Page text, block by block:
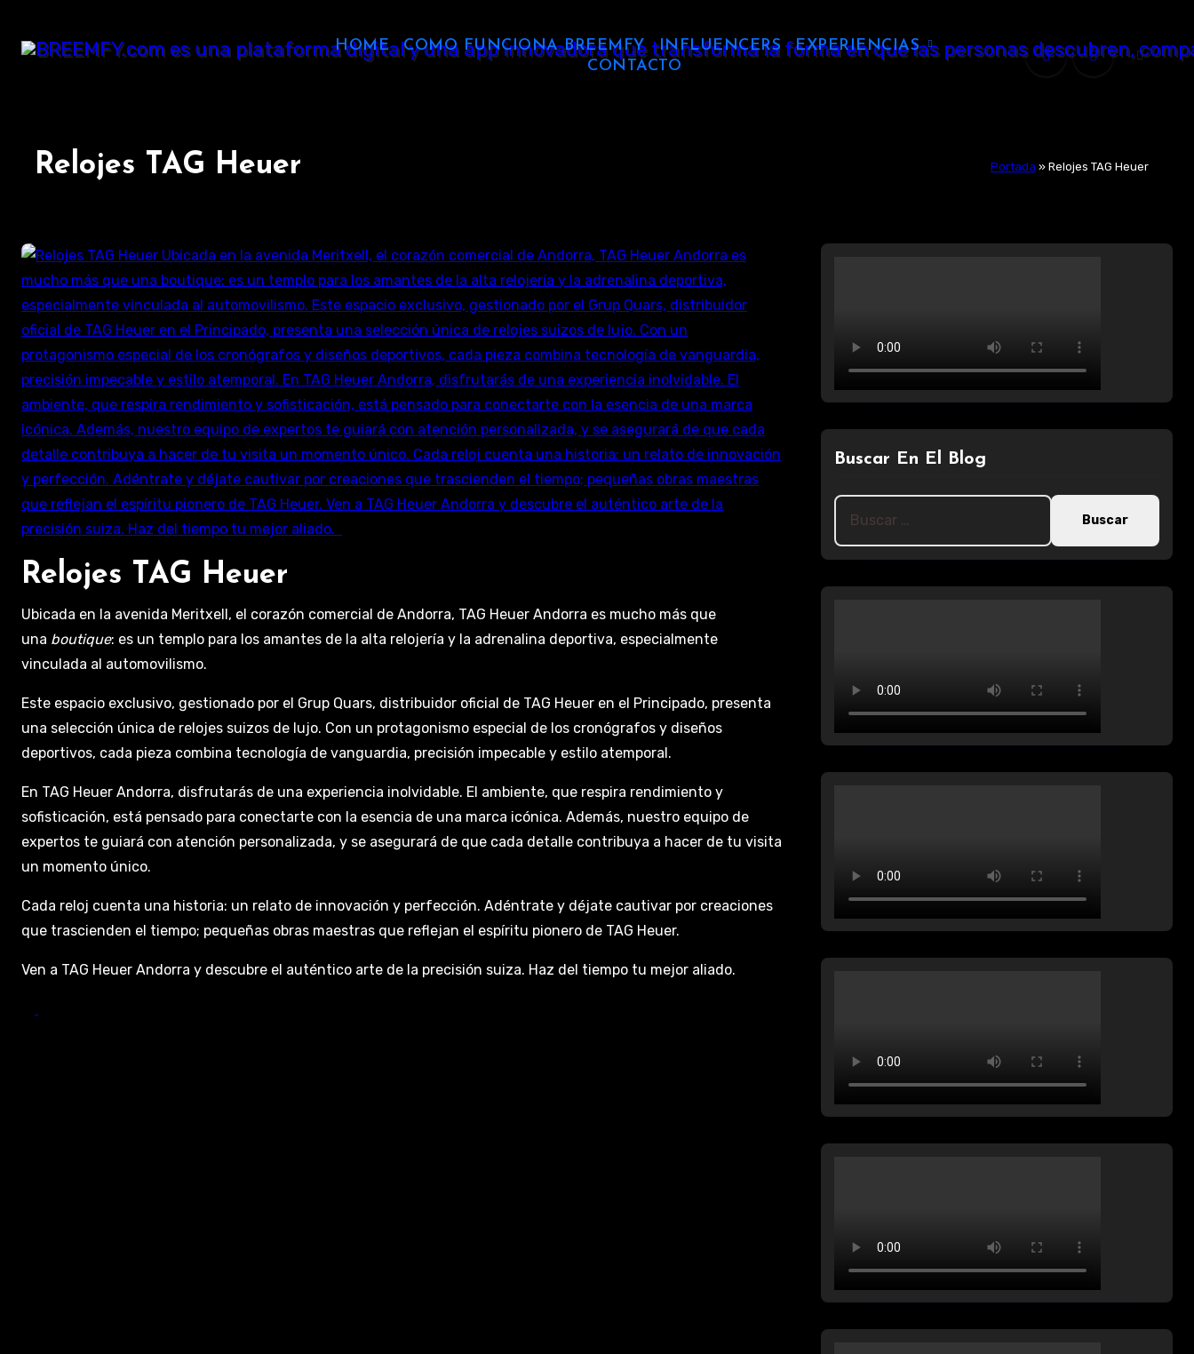
contenido
HOME COMO FUNCIONA BREEMFY INFLUENCERS
EXPERIENCIAS
CONTACTO
Relojes TAG Heuer Portada » Relojes TAG Heuer
Relojes TAG Heuer
Ubicada en la avenida Meritxell, el corazón comercial de Andorra, TAG Heuer Andorra es mucho más que
una boutique: es un templo para los amantes de la alta relojería y la adrenalina deportiva, especialmente
vinculada al automovilismo.
Este espacio exclusivo, gestionado por el Grup Quars, distribuidor oficial de TAG Heuer en el Principado, presenta
una selección única de relojes suizos de lujo. Con un protagonismo especial de los cronógrafos y diseños
deportivos, cada pieza combina tecnología de vanguardia, precisión impecable y estilo atemporal.
En TAG Heuer Andorra, disfrutarás de una experiencia inolvidable. El ambiente, que respira rendimiento y
sofisticación, está pensado para conectarte con la esencia de una marca icónica. Además, nuestro equipo de
expertos te guiará con atención personalizada, y se asegurará de que cada detalle contribuya a hacer de tu visita
un momento único.
Cada reloj cuenta una historia: un relato de innovación y perfección. Adéntrate y déjate cautivar por creaciones
que trascienden el tiempo; pequeñas obras maestras que reflejan el espíritu pionero de TAG Heuer.
Ven a TAG Heuer Andorra y descubre el auténtico arte de la precisión suiza. Haz del tiempo tu mejor aliado.
Buscar En El Blog
Buscar: